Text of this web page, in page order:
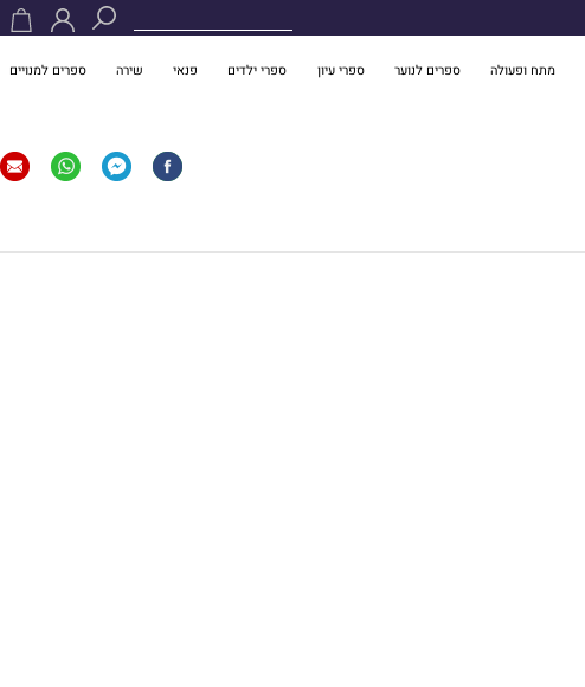
מתח ופעולה ספרים לנוער ספרי עיון ספרי ילדים פנאי שירה ספרים למנויים